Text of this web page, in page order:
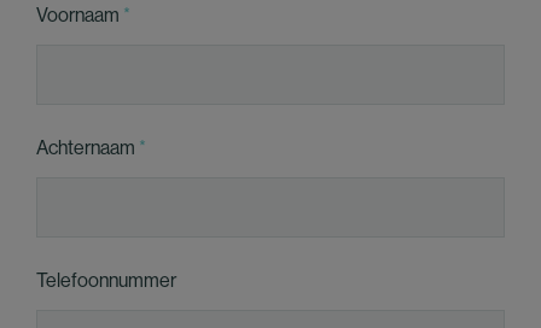
Voornaam
Achternaam
Telefoonnummer